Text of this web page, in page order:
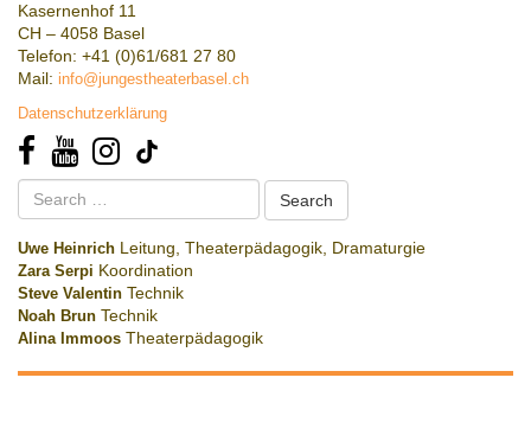
Kasernenhof 11
CH – 4058 Basel
Telefon: +41 (0)61/681 27 80
Mail: info@jungestheaterbasel.ch
Datenschutzerklärung
Search
for:
Uwe Heinrich Leitung, Theaterpädagogik, Dramaturgie
Zara Serpi Koordination
Steve Valentin Technik
Noah Brun Technik
Alina Immoos Theaterpädagogik